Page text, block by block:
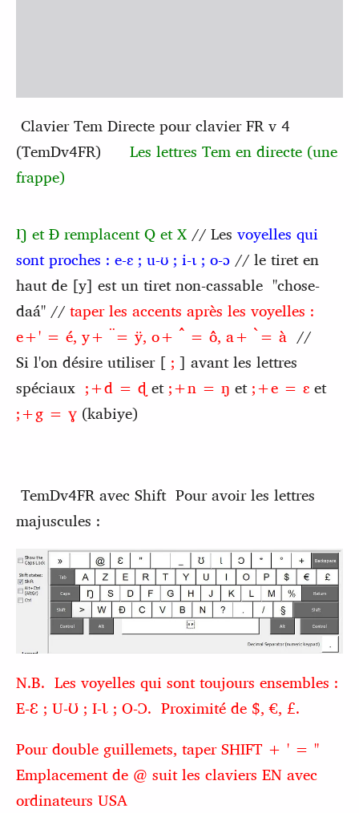
Clavier Tem Directe pour clavier FR v 4
(TemDv4FR)
Les lettres Tem en directe (une
frappe)
Ŋ et Ɖ remplacent Q et X// Les voyelles qui
sont proches : e-ɛ ; u-ʊ ; i-ɩ ; o-ɔ// le tiret en
haut de [y] est un tiret non-cassable "chose-
daá" //taper les accents après les voyelles :
e+' = é, y+ ̈= ÿ, o+ ̂ = ô, a+ ̀= à //
Si l'on désire utiliser [ ; ] avant les lettres
spéciaux ;+d = ɖ et;+n = ŋ et;+e = ɛet
;+g = ɣ (kabiye)
TemDv4FR avec Shift Pour avoir les lettres
majuscules :
N.B. Les voyelles qui sont toujours ensembles :
E-Ɛ ; U-Ʊ ; I-Ɩ ; O-Ɔ. Proximité de $, €, £.
Pour double guillemets, taper SHIFT + ' = "
Emplacement de @ suit les claviers EN avec
ordinateurs USA